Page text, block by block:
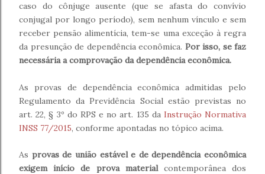
caso do cônjuge ausente (que se afasta do convívio
conjugal por longo período), sem nenhum vínculo e sem
receber pensão alimentícia, tem-se uma exceção à regra
da presunção de dependência econômica. Por isso, se faz
necessária a comprovação da dependência econômica.
As provas de dependência econômica admitidas pelo
Regulamento da Previdência Social estão previstas no
art. 22, § 3º do RPS e no art. 135 da Instrução Normativa
INSS 77/2015, conforme apontadas no tópico acima.
As provas de união estável e de dependência econômica
exigem início de prova materialcontemporânea dos